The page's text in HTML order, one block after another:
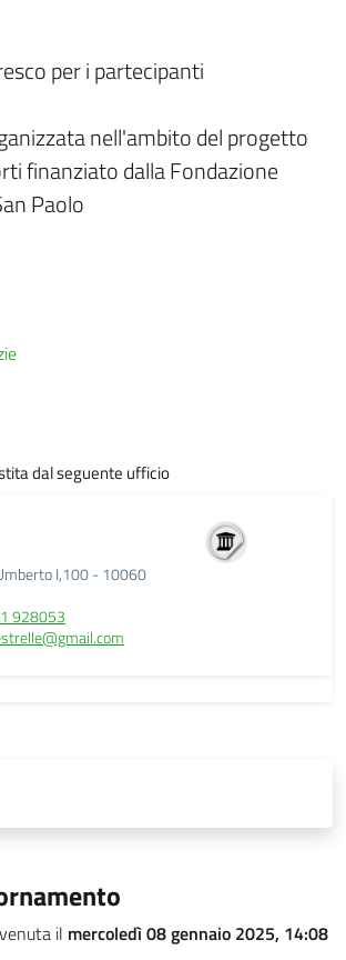
per i partecipanti
nell'ambito del progetto
finanziato dalla Fondazione
Paolo
dal seguente ufficio
I,100 - 10060
928053
il mercoledì 08 gennaio 2025, 14:08